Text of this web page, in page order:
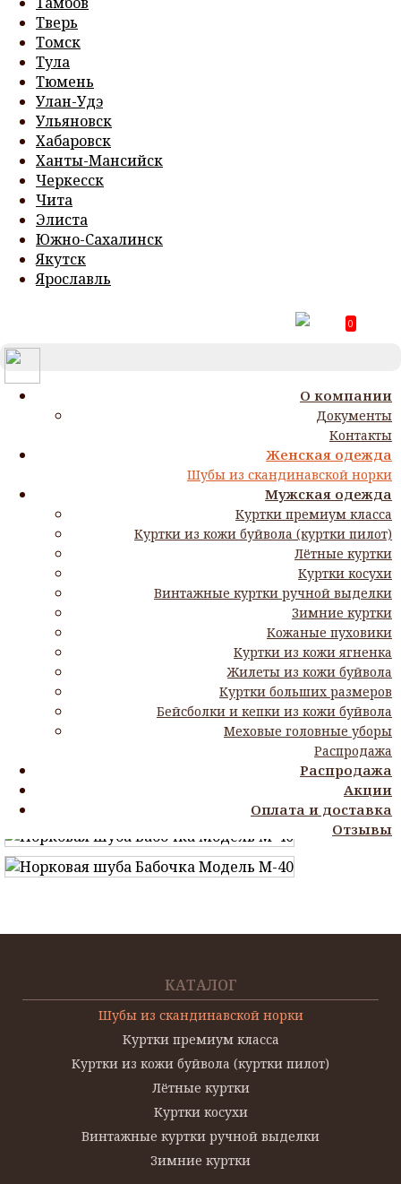
Тверь
Томск
Тула
Тюмень
Улан-Удэ
Ульяновск
Хабаровск
Ханты-Мансийск
Черкесск
Чита
Элиста
Южно-Сахалинск
Якутск
Ярославль
0
О компании
Документы
Контакты
Женская одежда
Шубы из скандинавской норки
Мужская одежда
Куртки премиум класса
Куртки из кожи буйвола (куртки пилот)
Лётные куртки
Куртки косухи
Винтажные куртки ручной выделки
Зимние куртки
Кожаные пуховики
Куртки из кожи ягненка
Жилеты из кожи буйвола
Куртки больших размеров
Бейсболки и кепки из кожи буйвола
Меховые головные уборы
Распродажа
Распродажа
Акции
Оплата и доставка
Отзывы
Шубы из скандинавской норки
Норковая шуба Бабочка Модель М-40
Норковая шуба Бабочка Модель
М-40 в Абакане
Норковая шуба расклешенная. Цвет светло-бежевая и
темно-коричневая. Длина 95-100 см.
Выберите размер:
Цена: руб.
В корзину
КАТАЛОГ
Шубы из скандинавской норки
Куртки премиум класса
Куртки из кожи буйвола (куртки пилот)
Лётные куртки
Куртки косухи
Винтажные куртки ручной выделки
Зимние куртки